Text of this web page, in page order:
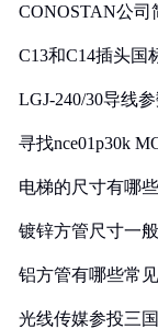
CONOSTAN公司
C13和C14插头国
LGJ-240/30导线
寻找nce01p30k
电梯的尺寸有哪
镀锌方管尺寸一
铝方管有哪些常
光线传媒参投三